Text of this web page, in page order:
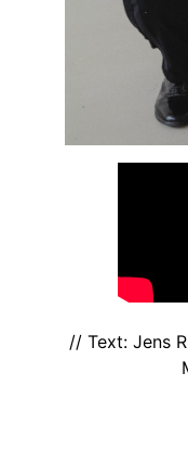
// Text: Jens